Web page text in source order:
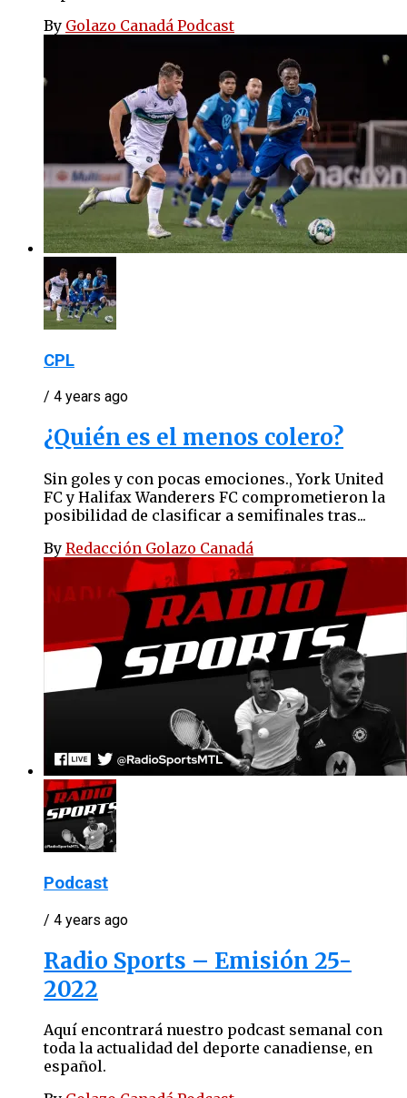
By Golazo Canadá Podcast
CPL
/ 4 years ago
¿Quién es el menos colero?
Sin goles y con pocas emociones., York United
FC y Halifax Wanderers FC comprometieron la
posibilidad de clasificar a semifinales tras...
By Redacción Golazo Canadá
Podcast
/ 4 years ago
Radio Sports – Emisión 25-
2022
Aquí encontrará nuestro podcast semanal con
toda la actualidad del deporte canadiense, en
español.